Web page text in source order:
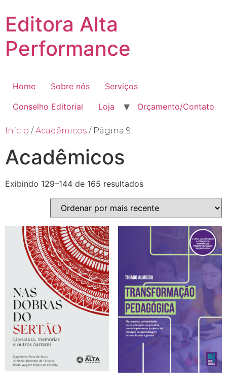
Editora Alta
Performance
Home Sobre nós
Serviços
Conselho Editorial
Loja Orçamento/Contato
Início / Acadêmicos / Página 9
Acadêmicos
Exibindo 129–144 de 165 resultados